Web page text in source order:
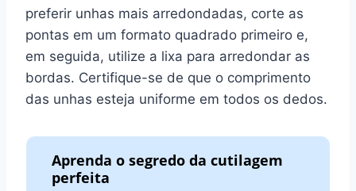
preferir unhas mais arredondadas, corte as
pontas em um formato quadrado primeiro e,
em seguida, utilize a lixa para arredondar as
bordas. Certifique-se de que o comprimento
das unhas esteja uniforme em todos os dedos.
Aprenda o segredo da cutilagem
perfeita